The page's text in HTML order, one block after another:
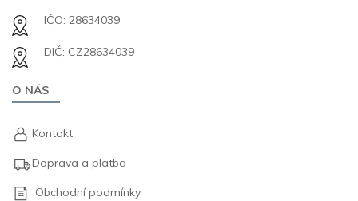
IČO: 28634039
DIČ: CZ28634039
O NÁS
Kontakt
Doprava a platba
Obchodní podmínky